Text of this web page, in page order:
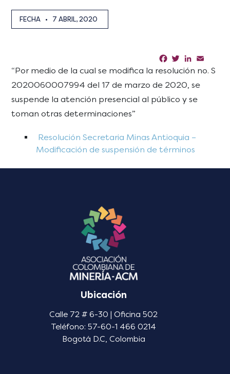
FECHA • 7 ABRIL, 2020
Facebook
TwitterLinkedIn
“Por medio de la cual se modifica la resolución no. S
2020060007994 del 17 de marzo de 2020, se
suspende la atención presencial al público y se
toman otras determinaciones”
Resolución Secretaria Minas Antioquia –
Modificación de suspensión de términos
Ubicación
Calle 72 # 6-30 | Oficina 502
Teléfono: 57-60-1 466 0214
Bogotá D.C, Colombia